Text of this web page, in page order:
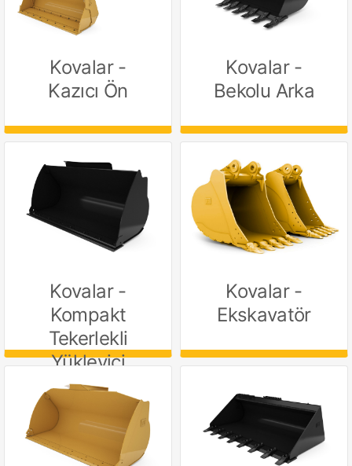
Kovalar -
Kazıcı Ön
Kovalar -
Bekolu Arka
Kovalar -
Kompakt
Tekerlekli
Yükleyici
Kovalar -
Ekskavatör